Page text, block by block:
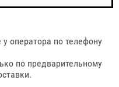
оператора по телефону
по предварительному